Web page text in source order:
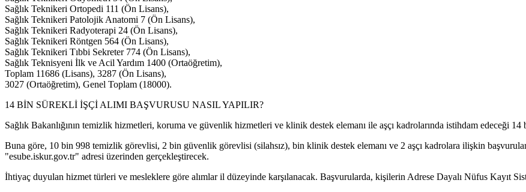
Sağlık Teknikeri Ortopedi 111 (Ön Lisans),
Sağlık Teknikeri Patolojik Anatomi 7 (Ön Lisans),
Sağlık Teknikeri Radyoterapi 24 (Ön Lisans),
Sağlık Teknikeri Röntgen 564 (Ön Lisans),
Sağlık Teknikeri Tıbbi Sekreter 774 (Ön Lisans),
Sağlık Teknisyeni İlk ve Acil Yardım 1400 (Ortaöğretim),
Toplam 11686 (Lisans), 3287 (Ön Lisans),
3027 (Ortaöğretim), Genel Toplam (18000).
14 BİN SÜREKLİ İŞÇİ ALIMI BAŞVURUSU NASIL YAPILIR?
Sağlık Bakanlığının temizlik hizmetleri, koruma ve güvenlik hizmetleri ve klinik destek elemanı ile aşçı kadrolarında istihdam edeceği
Buna göre, 10 bin 998 temizlik görevlisi, 2 bin güvenlik görevlisi (silahsız), bin klinik destek elemanı ve 2 aşçı kadrolara ilişkin
"esube.iskur.gov.tr" adresi üzerinden gerçekleştirecek.
İhtiyaç duyulan hizmet türleri ve mesleklere göre alımlar il düzeyinde karşılanacak. Başvurularda, kişilerin Adrese Dayalı Nüfus Kayıt